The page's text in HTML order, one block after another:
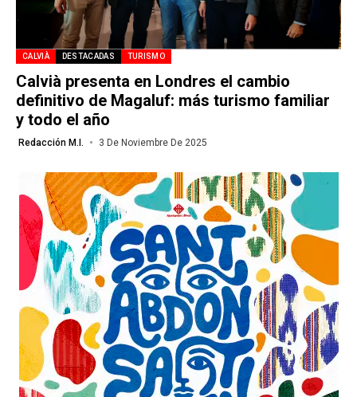
CALVIÀ DESTACADAS TURISMO
Calvià presenta en Londres el cambio
definitivo de Magaluf: más turismo familiar
y todo el año
Redacción M.I. 3 De Noviembre De 2025